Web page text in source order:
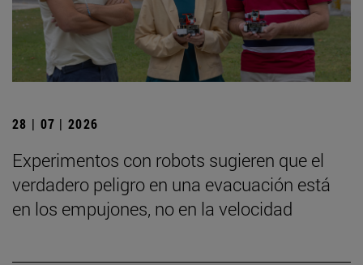
28 | 07 | 2026
Experimentos con robots sugieren que el
verdadero peligro en una evacuación está
en los empujones, no en la velocidad